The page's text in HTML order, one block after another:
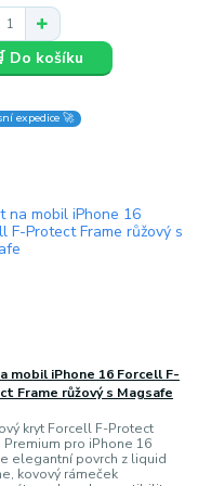
Do košíku
expedice 🚀
mobil iPhone 16 Forcell F-
Frame růžový s Magsafe
kryt Forcell F-Protect
Premium pro iPhone 16
elegantní povrch z liquid
kovový rámeček